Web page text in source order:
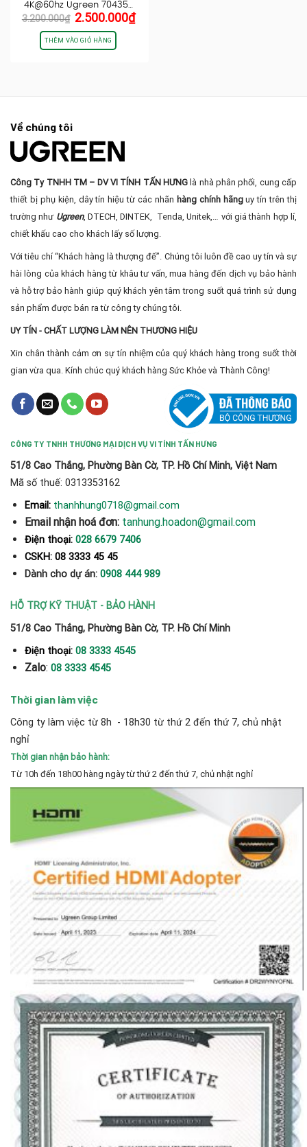
4K@60hz Ugreen 70435…
3.200.000₫ Giá
gốc
là:
3.200.000₫.
2.500.000₫Giá
THÊM VÀO GIỎ HÀNG
Về chúng tôi
Công Ty TNHH TM – DV VI TÍNH TẤN HƯNGlà nhà phân phối, cung cấp
thiết bị phụ kiện, dây tín hiệu từ các nhãn hàng chính hãnguy tín trên thị
trường như Ugreen, DTECH, DINTEK, Tenda, Unitek,… với giá thành hợp lí,
chiết khấu cao cho khách lấy số lượng.
Với tiêu chí “Khách hàng là thượng đế”. Chúng tôi luôn đề cao uy tín và sự
hài lòng của khách hàng từ khâu tư vấn, mua hàng đến dịch vụ bảo hành
và hỗ trợ bảo hành giúp quý khách yên tâm trong suốt quá trình sử dụng
sản phẩm được bán ra từ công ty chúng tôi.
UY TÍN - CHẤT LƯỢNG LÀM NÊN THƯƠNG HIỆU
Xin chân thành cảm ơn sự tín nhiệm của quý khách hàng trong suốt thời
gian vừa qua. Kính chúc quý khách hàng Sức Khỏe và Thành Công!
CÔNG TY TNHH THƯƠNG MẠI DỊCH VỤ VI TÍNH TẤN HƯNG
51/8 Cao Thắng, Phường Bàn Cờ, TP. Hồ Chí Minh, Việt Nam
Mã số thuế: 0313353162
Email: thanhhung0718@gmail.com
Email nhận hoá đơn: tanhung.hoadon@gmail.com
Điện thoại: 028 6679 7406
CSKH: 08 3333 45 45
Dành cho dự án: 0908 444 989
HỖ TRỢ KỸ THUẬT - BẢO HÀNH
51/8 Cao Thắng, Phường Bàn Cờ, TP. Hồ Chí Minh
Điện thoại: 08 3333 4545
Zalo: 08 3333 4545
Thời gian làm việc
Công ty làm việc từ 8h - 18h30 từ thứ 2 đến thứ 7, chủ nhật
nghỉ
Thời gian nhận bảo hành:
Từ 10h đến 18h00 hàng ngày từ thứ 2 đến thứ 7, chủ nhật nghỉ